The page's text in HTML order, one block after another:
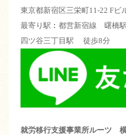
東京都新宿区三栄町11-22 Fビ
最寄り駅︰都営新宿線 曙橋
四ツ谷三丁目駅 徒歩8分
就労移行支援事業所ルーツ